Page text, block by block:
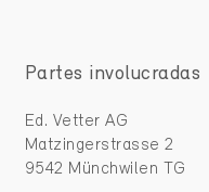
Partes involucradas
Ed. Vetter AG
Matzingerstrasse 2
9542 Münchwilen TG